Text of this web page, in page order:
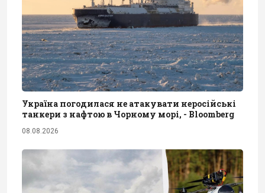
Україна погодилася не атакувати неросійські
танкери з нафтою в Чорному морі, - Bloomberg
08.08.2026